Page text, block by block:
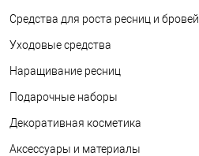
Средства для роста ресниц и бровей
Уходовые средства
Наращивание ресниц
Подарочные наборы
Декоративная косметика
Аксессуары и материалы